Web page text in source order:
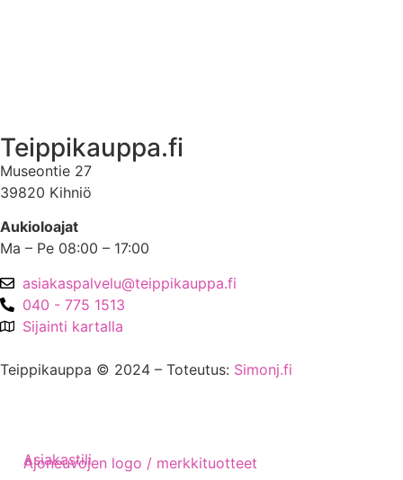
Teippikauppa.fi
Museontie 27
39820 Kihniö
Aukioloajat
Ma – Pe 08:00 – 17:00
asiakaspalvelu@teippikauppa.fi
040 - 775 1513
Sijainti kartalla
Teippikauppa © 2024 – Toteutus: Simonj.fi
Ajoneuvojen logo / merkkituotteet
Asiakastili